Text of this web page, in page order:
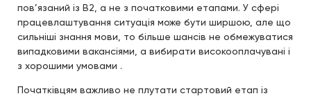
пов’язаний із B2, а не з початковими етапами. У сфері
працевлаштування ситуація може бути ширшою, але що
сильніші знання мови, то більше шансів не обмежуватися
випадковими вакансіями, а вибирати високооплачувані і
з хорошими умовами .
Початківцям важливо не плутати стартовий етап із